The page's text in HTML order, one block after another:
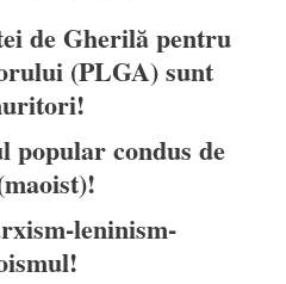
de Gherilă pentru
(PLGA) sunt
popular condus de
leninism-